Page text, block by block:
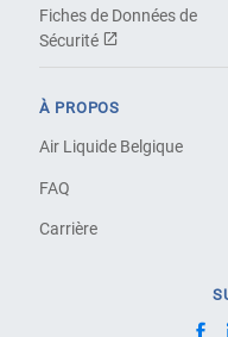
Fiches de Données de
Sécurité
À PROPOS
Air Liquide Belgique
FAQ
Carrière